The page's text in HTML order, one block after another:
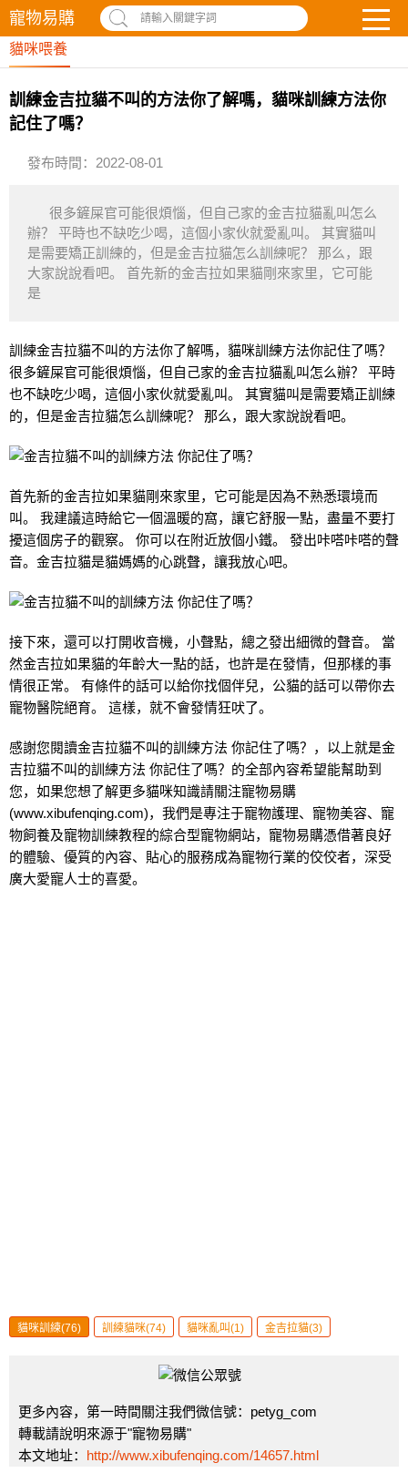
寵物易購 請輸入關鍵字詞
貓咪喂養
訓練金吉拉貓不叫的方法你了解嗎，貓咪訓練方法你
記住了嗎？
發布時間：2022-08-01
很多鏟屎官可能很煩惱，但自己家的金吉拉貓亂叫怎么
辦？ 平時也不缺吃少喝，這個小家伙就愛亂叫。 其實貓叫
是需要矯正訓練的，但是金吉拉貓怎么訓練呢？ 那么，跟
大家說說看吧。 首先新的金吉拉如果貓剛來家里，它可能
是
訓練金吉拉貓不叫的方法你了解嗎，貓咪訓練方法你記住了嗎？
很多鏟屎官可能很煩惱，但自己家的金吉拉貓亂叫怎么辦？ 平時
也不缺吃少喝，這個小家伙就愛亂叫。 其實貓叫是需要矯正訓練
的，但是金吉拉貓怎么訓練呢？ 那么，跟大家說說看吧。
首先新的金吉拉如果貓剛來家里，它可能是因為不熟悉環境而
叫。 我建議這時給它一個溫暖的窩，讓它舒服一點，盡量不要打
擾這個房子的觀察。 你可以在附近放個小鐵。 發出咔嗒咔嗒的聲
音。金吉拉貓是貓媽媽的心跳聲，讓我放心吧。
接下來，還可以打開收音機，小聲點，總之發出細微的聲音。 當
然金吉拉如果貓的年齡大一點的話，也許是在發情，但那樣的事
情很正常。 有條件的話可以給你找個伴兒，公貓的話可以帶你去
寵物醫院絕育。 這樣，就不會發情狂吠了。
感謝您閱讀金吉拉貓不叫的訓練方法 你記住了嗎？，以上就是金
吉拉貓不叫的訓練方法 你記住了嗎？的全部內容希望能幫助到
您，如果您想了解更多貓咪知識請關注寵物易購
(www.xibufenqing.com)，我們是專注于寵物護理、 寵物美容、寵
物飼養及寵物訓練教程的綜合型寵物網站，寵物易購憑借著良好
的體驗、優質的內容、貼心的服務成為寵物行業的佼佼者，深受
廣大愛寵人士的喜愛。
貓咪訓練(76) 訓練貓咪(74) 貓咪亂叫(1) 金吉拉貓(3)
更多內容，第一時間關注我們微信號：petyg_com
轉載請說明來源于"寵物易購"
本文地址： http://www.xibufenqing.com/14657.html